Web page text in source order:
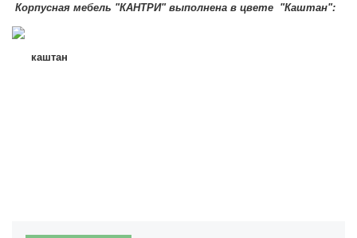
Корпусная мебель "КАНТРИ" выполнена в цвете "Каштан":
каштан